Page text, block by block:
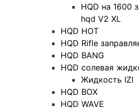
HQD на 1600
hqd V2 XL
HQD HOT
HQD Rifle
HQD BANG
HQD солевая
Жидкость IZI
HQD BOX
HQD WAVE